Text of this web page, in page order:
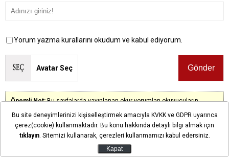
Yorum yazma kurallarını okudum ve kabul ediyorum.
Avatar Seç
Önemli Not:Bu sayfalarda yayınlanan okur yorumları okuyucuların
şekilde sorumlu tutulamaz.
Henüz yorum yapılmadı. İlk yorumu siz yapın!
Bu site deneyimlerinizi kişiselleştirmek amacıyla KVKK ve GDPR uyarınca
çerez(cookie) kullanmaktadır. Bu konu hakkında detaylı bilgi almak için
tıklayın. Sitemizi kullanarak, çerezleri kullanmamızı kabul edersiniz.
Kapat